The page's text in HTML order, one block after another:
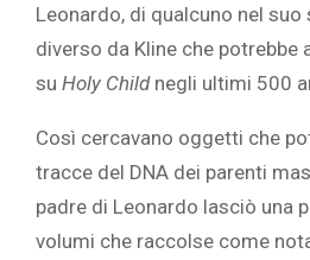
Leonardo, di qualcuno nel
diverso da Kline che potrebbe
su Holy Child negli ultimi 500
Così cercavano oggetti che
tracce del DNA dei parenti
padre di Leonardo lasciò una
volumi che raccolse come